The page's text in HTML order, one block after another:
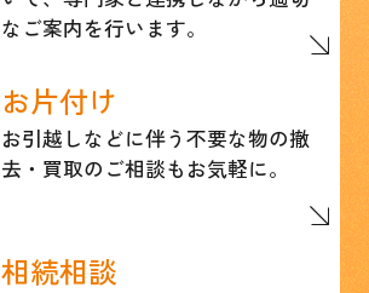
なご案内を行います。
お片付け
お引越しなどに伴う不要な物の撤
去・買取のご相談もお気軽に。
相続相談